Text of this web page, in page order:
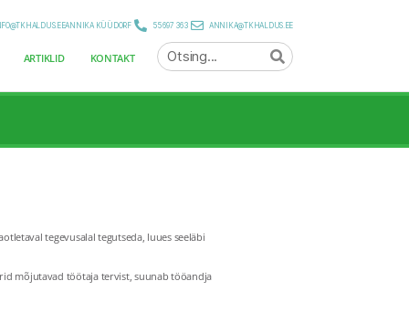
ANNIKA KÜÜDORF 55 697 363 ANNIKA@TKHALDUS.EE
ARTIKLID KONTAKT
tegevusalal tegutseda, luues seeläbi
mõjutavad töötaja tervist, suunab tööandja